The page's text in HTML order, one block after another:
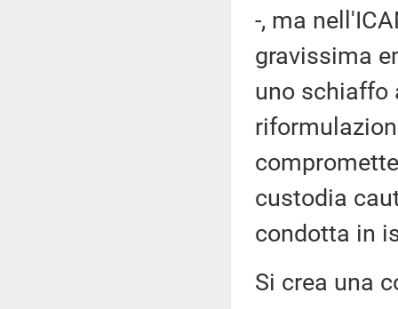
-, ma
gravissima
uno schiaffo
custodia
condotta in
Si crea una